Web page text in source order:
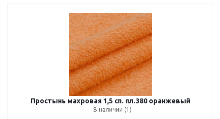
Простынь махровая 1,5 сп. пл.380 оранжевый
В наличии (1)